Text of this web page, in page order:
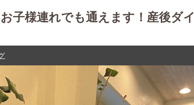
子様連れでも通えます！産後ダイ